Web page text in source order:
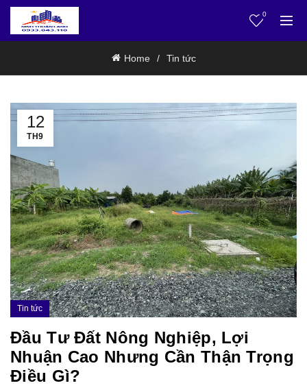
0
Home Tin tức
12
TH9
Tin tức
Đầu Tư Đất Nông Nghiệp, Lợi
Nhuận Cao Nhưng Cần Thận Trọng
Điều Gì?